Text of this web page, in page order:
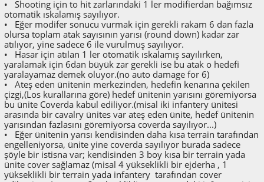
• Shooting için to hit zarlarındaki 1 ler modifierdan bağımsız
otomatik ıskalamış sayılıyor.
• Eğer modifer sonucu vurmak için gerekli rakam 6 dan fazla
olursa toplam atak sayısının yarısı (round down) kadar zar
atılıyor, yine sadece 6 ile vurulmuş sayılıyor.
• Hasar için atılan 1 ler otomatik ıskalamış sayılırken,
yaralamak için 6dan büyük zar gerekli ise bu atak o hedefi
yaralayamaz demek oluyor.(no auto damage for 6)
• Ateş eden ünitenin merkezinden, hedefin kenarına çekilen
çizgi,(Los kurallarına göre) hedef ünitenin yarısını göremiyorsa
bu ünite Coverda kabul ediliyor.(misal iki infantery ünitesi
arasında bir cavalry ünites var ateş eden ünite, hedef ünitenin
yarısından fazlasını göremiyorsa coverda sayılıyor...)
• Eğer ünitenin yarısı kendisinden daha kısa terrain tarafından
engelleniyorsa, ünite yine coverda sayılıyor burada sadece
şöyle bir istisna var; kendisinden 3 boy kısa bir terrain yada
ünite cover sağlamaz (misal 4 yükseklikli bir ejderha , 1
yükseklikli bir terrain yada infantery tarafından cover